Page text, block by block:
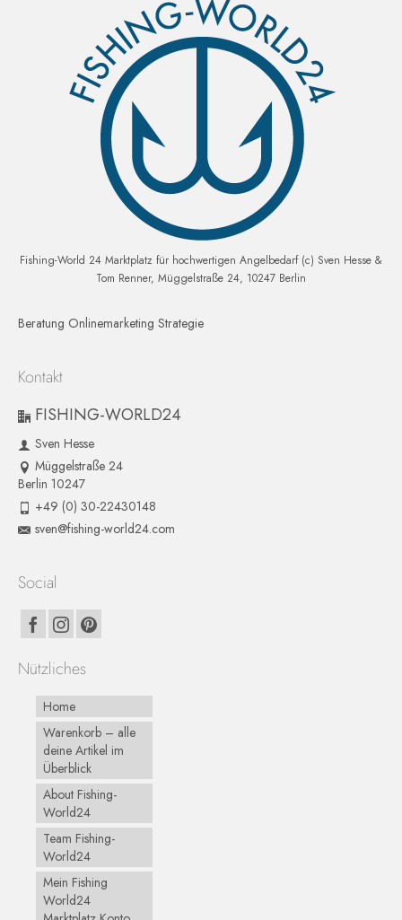
Fishing-World 24 Marktplatz für hochwertigen Angelbedarf (c) Sven Hesse &
Tom Renner, Müggelstraße 24, 10247 Berlin
Beratung Onlinemarketing Strategie
Kontakt
FISHING-WORLD24
Sven Hesse
Müggelstraße 24
Berlin 10247
+49 (0) 30-22430148
sven@fishing-world24.com
Social
Nützliches
Home
Warenkorb – alle
deine Artikel im
Überblick
About Fishing-
World24
Team Fishing-
World24
Mein Fishing
World24